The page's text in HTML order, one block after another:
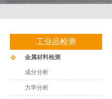
工业品检测
金属材料检测
成分分析
力学分析